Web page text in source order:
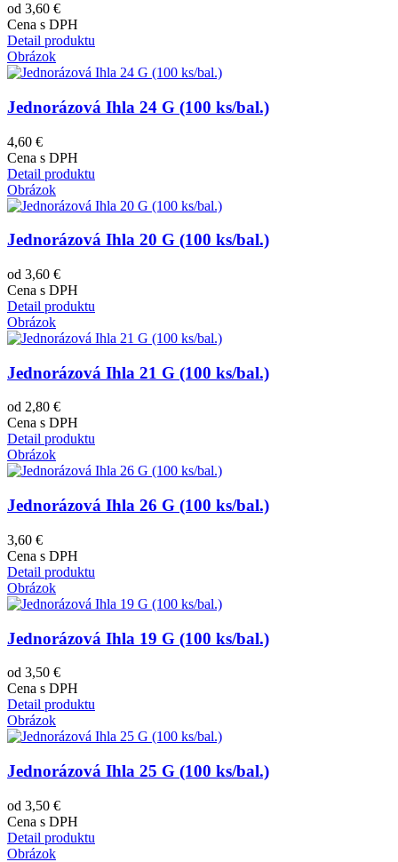
od 3,60 €
Cena s DPH
Detail produktu
Obrázok
Jednorázová Ihla 24 G (100 ks/bal.)
4,60 €
Cena s DPH
Detail produktu
Obrázok
Jednorázová Ihla 20 G (100 ks/bal.)
od 3,60 €
Cena s DPH
Detail produktu
Obrázok
Jednorázová Ihla 21 G (100 ks/bal.)
od 2,80 €
Cena s DPH
Detail produktu
Obrázok
Jednorázová Ihla 26 G (100 ks/bal.)
3,60 €
Cena s DPH
Detail produktu
Obrázok
Jednorázová Ihla 19 G (100 ks/bal.)
od 3,50 €
Cena s DPH
Detail produktu
Obrázok
Jednorázová Ihla 25 G (100 ks/bal.)
od 3,50 €
Cena s DPH
Detail produktu
Obrázok